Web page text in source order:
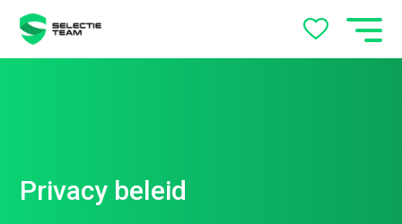
Privacy beleid